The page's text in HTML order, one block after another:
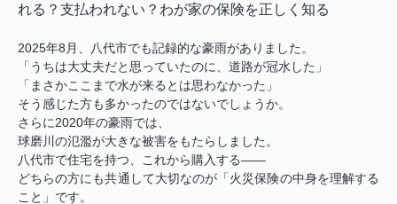
れる？支払われない？わが家の保険を正しく知る
2025年8月、八代市でも記録的な豪雨がありました。
「うちは大丈夫だと思っていたのに、道路が冠水した」
「まさかここまで水が来るとは思わなかった」
そう感じた方も多かったのではないでしょうか。
さらに2020年の豪雨では、
球磨川の氾濫が大きな被害をもたらしました。
八代市で住宅を持つ、これから購入する――
どちらの方にも共通して大切なのが「火災保険の中身を理解する
こと」です。